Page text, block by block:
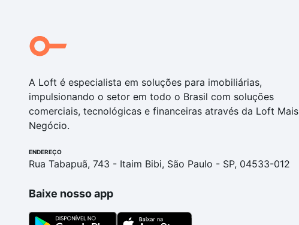
A Loft é especialista em soluções para imobiliárias,
impulsionando o setor em todo o Brasil com soluções
comerciais, tecnológicas e financeiras através da Loft Mais
Negócio.
ENDEREÇO
Rua Tabapuã, 743 - Itaim Bibi, São Paulo - SP, 04533-012
Baixe nosso app